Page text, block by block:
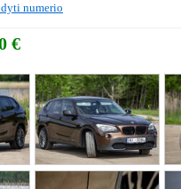
numerio
€